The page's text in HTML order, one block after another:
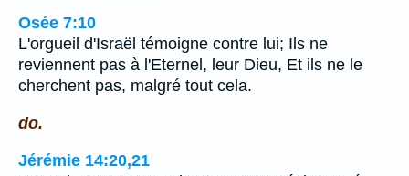
Osée 7:10
L'orgueil d'Israël témoigne contre lui; Ils ne
reviennent pas à l'Eternel, leur Dieu, Et ils ne le
cherchent pas, malgré tout cela.
do.
Jérémie 14:20,21